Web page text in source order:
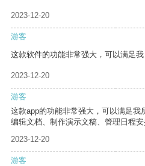
2023-12-20
游客
这款软件的功能非常强大，可以满足我
2023-12-20
游客
这款app的功能非常强大，可以满足
编辑文档、制作演示文稿、管理日程安
2023-12-20
游客